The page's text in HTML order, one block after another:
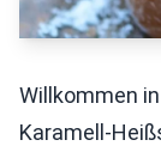
Willkommen
Karamell-